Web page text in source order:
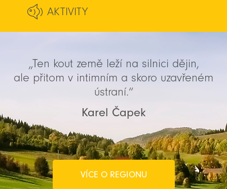
AKTIVITY
„Ten kout země leží na silnici dějin,
ale přitom v intimním a skoro uzavřeném
ústraní.“
Karel Čapek
VÍCE O REGIONU